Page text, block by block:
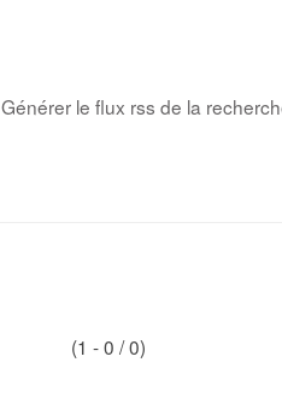
Générer le flux rss de la
(1 - 0 / 0)